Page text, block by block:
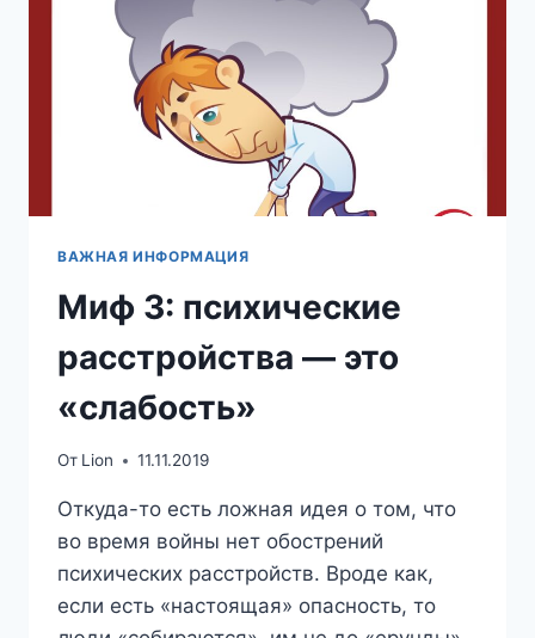
ВАЖНАЯ ИНФОРМАЦИЯ
Миф 3: психические
расстройства — это
«слабость»
От Lion 11.11.2019
Откуда-то есть ложная идея о том, что
во время войны нет обострений
психических расстройств. Вроде как,
если есть «настоящая» опасность, то